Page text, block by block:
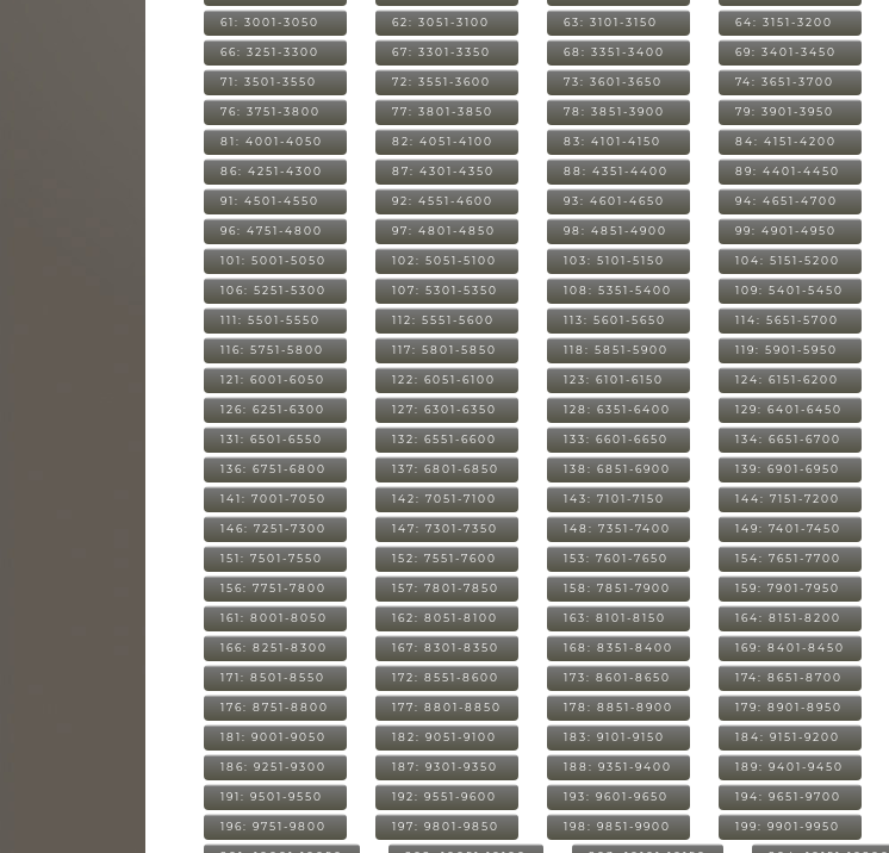
61: 3001-3050 62: 3051-3100 63: 3101-3150 64: 3151-3200
66: 3251-3300 67: 3301-3350 68: 3351-3400 69: 3401-3450
71: 3501-3550 72: 3551-3600 73: 3601-3650 74: 3651-3700
76: 3751-3800 77: 3801-3850 78: 3851-3900 79: 3901-3950
81: 4001-4050 82: 4051-4100 83: 4101-4150 84: 4151-4200
86: 4251-4300 87: 4301-4350 88: 4351-4400 89: 4401-4450
91: 4501-4550 92: 4551-4600 93: 4601-4650 94: 4651-4700
96: 4751-4800 97: 4801-4850 98: 4851-4900 99: 4901-4950
101: 5001-5050 102: 5051-5100 103: 5101-5150 104: 5151-5200
106: 5251-5300 107: 5301-5350 108: 5351-5400 109: 5401-5450
111: 5501-5550 112: 5551-5600 113: 5601-5650 114: 5651-5700
116: 5751-5800 117: 5801-5850 118: 5851-5900 119: 5901-5950
121: 6001-6050 122: 6051-6100 123: 6101-6150 124: 6151-6200
126: 6251-6300 127: 6301-6350 128: 6351-6400 129: 6401-6450
131: 6501-6550 132: 6551-6600 133: 6601-6650 134: 6651-6700
136: 6751-6800 137: 6801-6850 138: 6851-6900 139: 6901-6950
141: 7001-7050 142: 7051-7100 143: 7101-7150 144: 7151-7200
146: 7251-7300 147: 7301-7350 148: 7351-7400 149: 7401-7450
151: 7501-7550 152: 7551-7600 153: 7601-7650 154: 7651-7700
156: 7751-7800 157: 7801-7850 158: 7851-7900 159: 7901-7950
161: 8001-8050 162: 8051-8100 163: 8101-8150 164: 8151-8200
166: 8251-8300 167: 8301-8350 168: 8351-8400 169: 8401-8450
171: 8501-8550 172: 8551-8600 173: 8601-8650 174: 8651-8700
176: 8751-8800 177: 8801-8850 178: 8851-8900 179: 8901-8950
181: 9001-9050 182: 9051-9100 183: 9101-9150 184: 9151-9200
186: 9251-9300 187: 9301-9350 188: 9351-9400 189: 9401-9450
191: 9501-9550 192: 9551-9600 193: 9601-9650 194: 9651-9700
196: 9751-9800 197: 9801-9850 198: 9851-9900 199: 9901-9950